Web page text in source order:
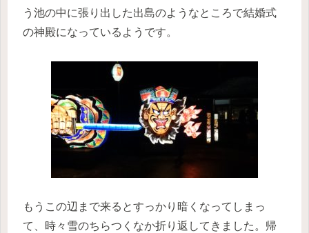
う池の中に張り出した出島のようなところで結婚式
の神殿になっているようです。
もうこの辺まで来るとすっかり暗くなってしまっ
て、時々雪のちらつくなか折り返してきました。帰